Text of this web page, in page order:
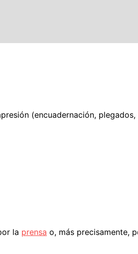
(encuadernación, plegados,
la prensa o, más precisamente,